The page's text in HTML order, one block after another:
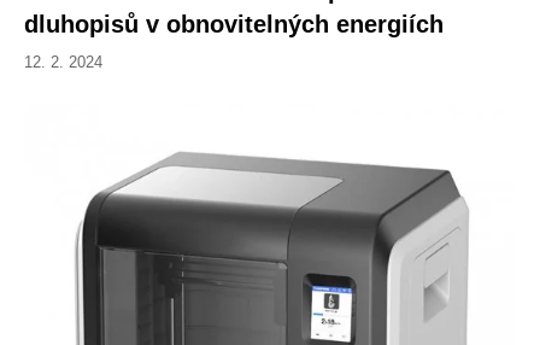
dluhopisů v obnovitelných energiích
12. 2. 2024